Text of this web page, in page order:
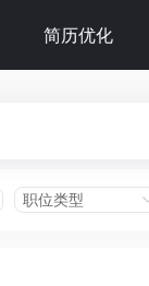
简历优化
职位类型